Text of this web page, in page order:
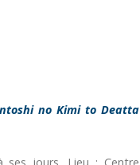
no Kimi to Deatta